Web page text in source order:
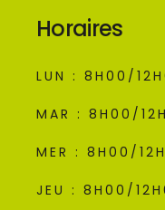
Horaires
LUN : 8H00/
MAR : 8H00/
MER : 8H00/
JEU : 8H00/